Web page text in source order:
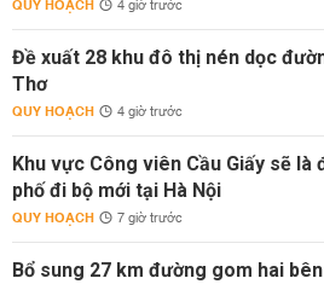
QUY HOẠCH 4 giờ trước
Đề xuất 28 khu đô thị nén dọc
Thơ
QUY HOẠCH 4 giờ trước
Khu vực Công viên Cầu Giấy sẽ là
phố đi bộ mới tại Hà Nội
QUY HOẠCH 7 giờ trước
Bổ sung 27 km đường gom hai